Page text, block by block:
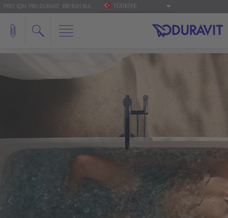
'PRO' IÇIN: PRO.DURAVIT BIR BAYI BUL TÜRKIYE